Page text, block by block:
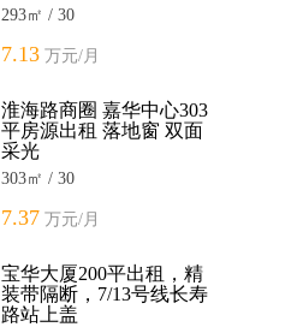
293㎡ / 30
7.13 万元/月
淮海路商圈 嘉华中心303
平房源出租 落地窗 双面
采光
303㎡ / 30
7.37 万元/月
宝华大厦200平出租，精
装带隔断，7/13号线长寿
路站上盖